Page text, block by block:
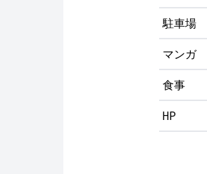
駐車場
マンガ
食事
HP